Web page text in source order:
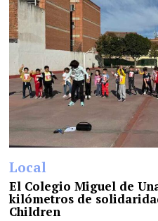
Local
El Colegio Miguel de
kilómetros de
Children